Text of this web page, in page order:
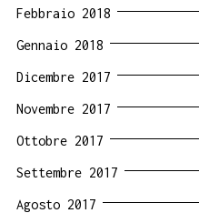
Febbraio 2018
Gennaio 2018
Dicembre 2017
Novembre 2017
Ottobre 2017
Settembre 2017
Agosto 2017